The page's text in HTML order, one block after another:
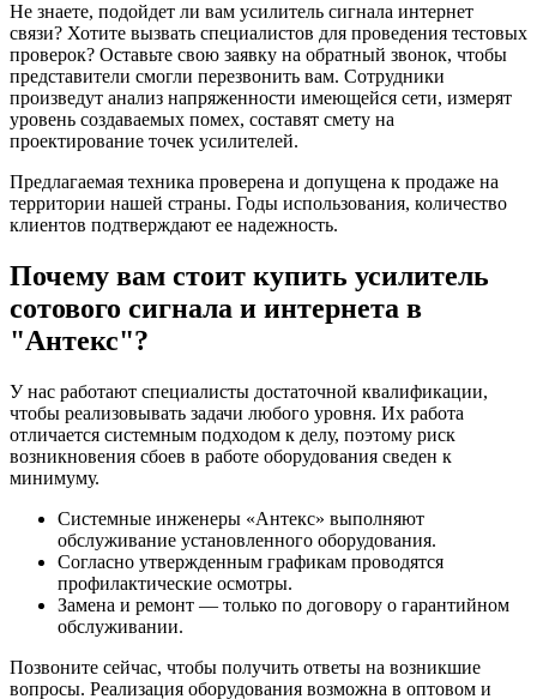
Не знаете, подойдет ли вам усилитель сигнала интернет
связи? Хотите вызвать специалистов для проведения тестовых
проверок? Оставьте свою заявку на обратный звонок, чтобы
представители смогли перезвонить вам. Сотрудники
произведут анализ напряженности имеющейся сети, измерят
уровень создаваемых помех, составят смету на
проектирование точек усилителей.
Предлагаемая техника проверена и допущена к продаже на
территории нашей страны. Годы использования, количество
клиентов подтверждают ее надежность.
Почему вам стоит купить усилитель
сотового сигнала и интернета в
"Антекс"?
У нас работают специалисты достаточной квалификации,
чтобы реализовывать задачи любого уровня. Их работа
отличается системным подходом к делу, поэтому риск
возникновения сбоев в работе оборудования сведен к
минимуму.
Системные инженеры «Антекс» выполняют
обслуживание установленного оборудования.
Согласно утвержденным графикам проводятся
профилактические осмотры.
Замена и ремонт — только по договору о гарантийном
обслуживании.
Позвоните сейчас, чтобы получить ответы на возникшие
вопросы. Реализация оборудования возможна в оптовом и